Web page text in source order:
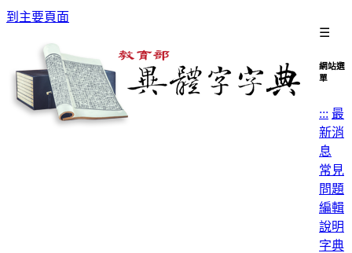
到主要頁面
☰
網站選
單
::: 最
新消
息
常見
問題
編輯
說明
字典